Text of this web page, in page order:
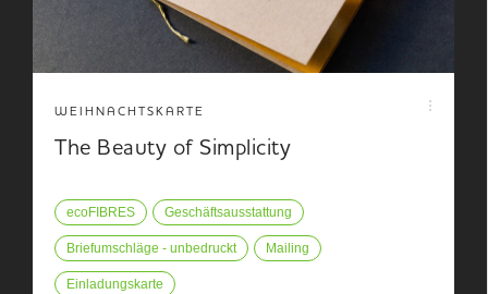
WEIHNACHTSKARTE
The Beauty of Simplicity
ecoFIBRES Geschäftsausstattung
Briefumschläge - unbedruckt Mailing
Einladungskarte